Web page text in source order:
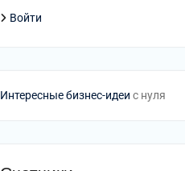
Войти
Интересные бизнес-идеи с нуля